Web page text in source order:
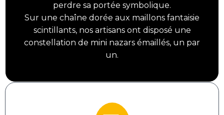
perdre sa portée symbolique.
Sur une chaîne dorée aux maillons fantaisie
scintillants, nos artisans ont disposé une
constellation de mini nazars émaillés, un par
un.